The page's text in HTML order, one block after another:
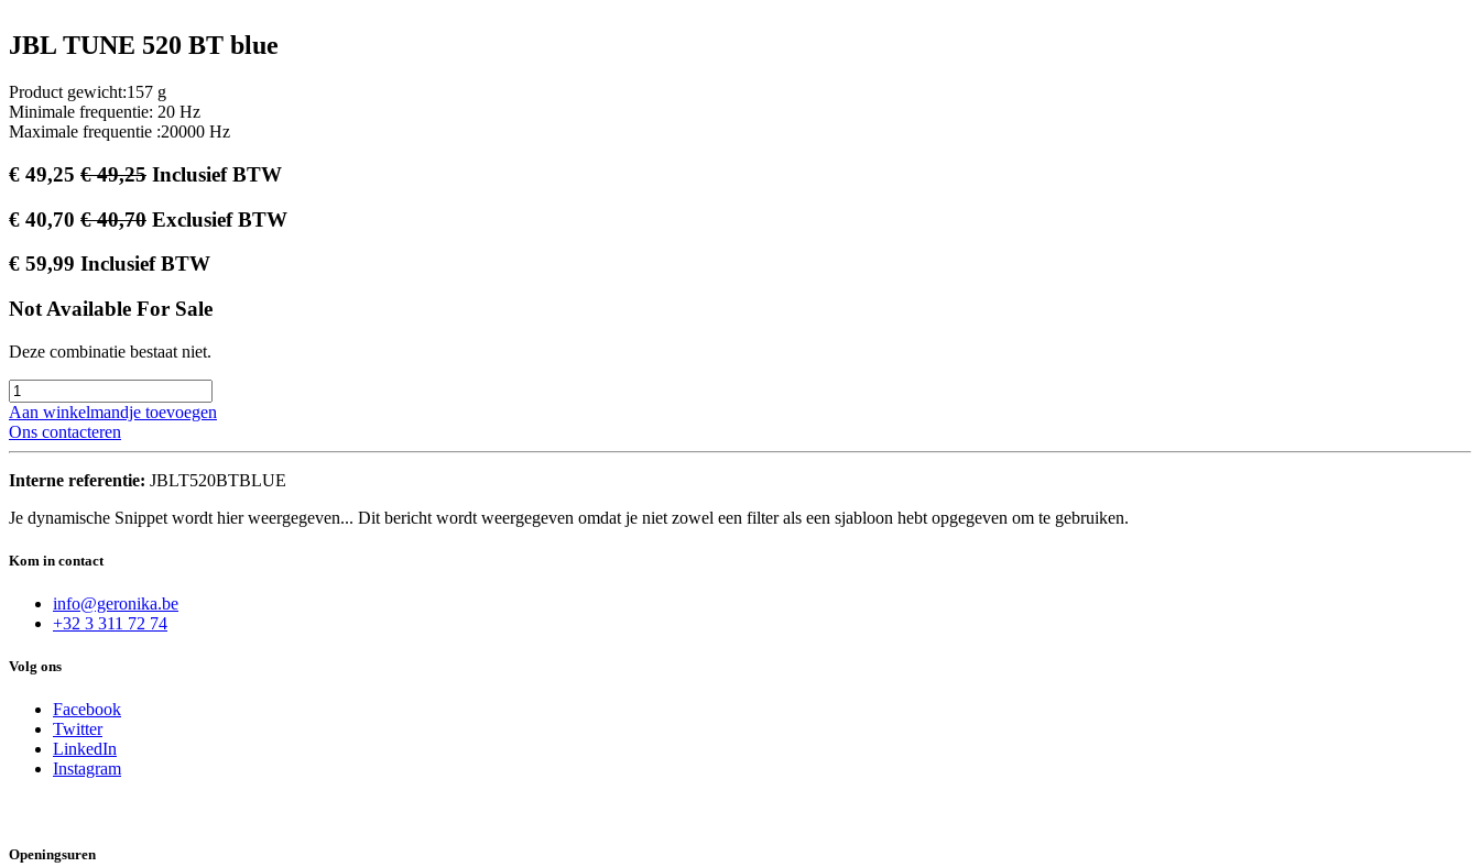
JBL TUNE 520 BT blue
Product gewicht:157 g
Minimale frequentie: 20 Hz
Maximale frequentie :20000 Hz
€ 49,25 €49,25 Inclusief BTW
€ 40,70 €40,70 Exclusief BTW
€ 59,99 Inclusief BTW
Not Available For Sale
Deze combinatie bestaat niet.
Aan winkelmandje toevoegen
Ons contacteren
Interne referentie: JBLT520BTBLUE
Je dynamische Snippet wordt hier weergegeven... Dit bericht wordt weergegeven omdat je niet zowel een filter als een sjabloon hebt opgegeven om te gebruiken.
Kom in contact
info@geronika.be
+32 3 311 72 74
Volg ons
Facebook
Twitter
LinkedIn
Instagram
Openingsuren